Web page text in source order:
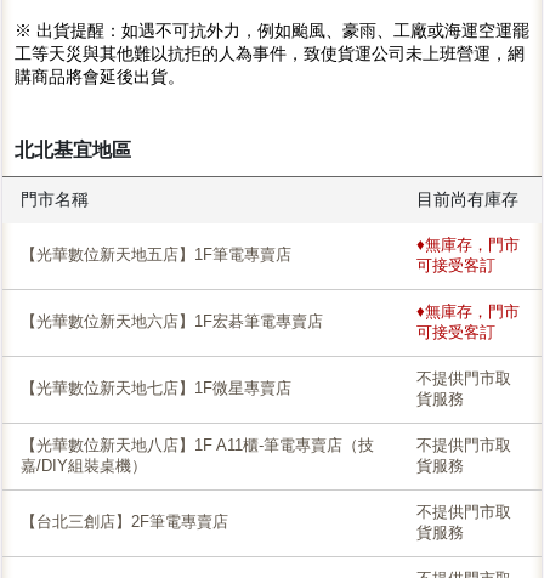
※ 出貨提醒：如遇不可抗外力，例如颱風、豪雨、工廠或海運空運罷
工等天災與其他難以抗拒的人為事件，致使貨運公司未上班營運，網
購商品將會延後出貨。
北北基宜地區
門市名稱 目前尚有庫存
【光華數位新天地五店】1F筆電專賣店
♦無庫存，門市
可接受客訂
【光華數位新天地六店】1F宏碁筆電專賣店
♦無庫存，門市
可接受客訂
【光華數位新天地七店】1F微星專賣店
不提供門市取
貨服務
【光華數位新天地八店】1F A11櫃-筆電專賣店（技
嘉/DIY組裝桌機）
不提供門市取
貨服務
【台北三創店】2F筆電專賣店
不提供門市取
貨服務